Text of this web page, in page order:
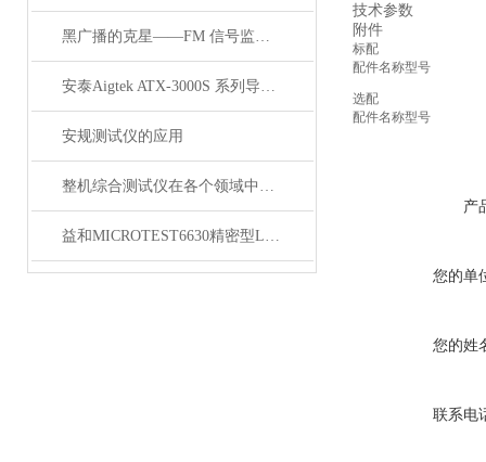
黑广播的克星——FM 信号监测系统
安泰Aigtek ATX-3000S 系列导通线束测试仪
安规测试仪的应用
整机综合测试仪在各个领域中都有着广泛的作用
益和MICROTEST6630精密型LCR测试仪
技术参数
附件
标配
配件名称型号
选配
配件名称型号
产
您的单
您的姓
联系电